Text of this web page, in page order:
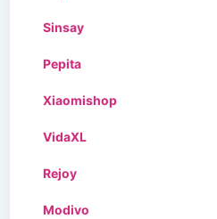
Sinsay
Pepita
Xiaomishop
VidaXL
Rejoy
Modivo